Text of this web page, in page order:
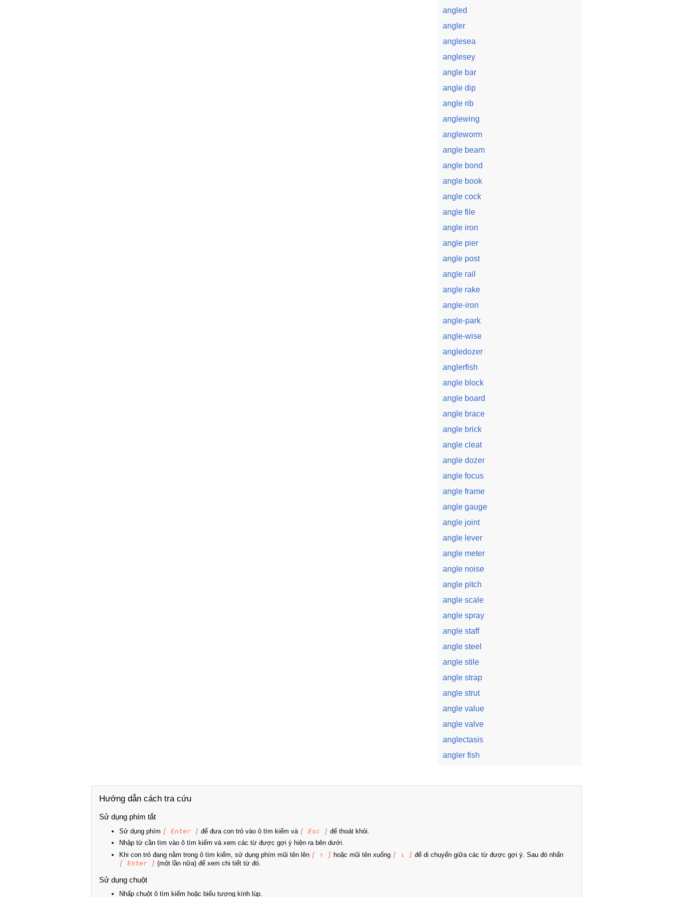
angled
angler
anglesea
anglesey
angle bar
angle dip
angle rib
anglewing
angleworm
angle beam
angle bond
angle book
angle cock
angle file
angle iron
angle pier
angle post
angle rail
angle rake
angle-iron
angle-park
angle-wise
angledozer
anglerfish
angle block
angle board
angle brace
angle brick
angle cleat
angle dozer
angle focus
angle frame
angle gauge
angle joint
angle lever
angle meter
angle noise
angle pitch
angle scale
angle spray
angle staff
angle steel
angle stile
angle strap
angle strut
angle value
angle valve
anglectasis
angler fish
Hướng dẫn cách tra cứu
Sử dụng phím tắt
Sử dụng phím [ Enter ] để đưa con trỏ vào ô tìm kiếm và [ Esc ] để thoát khỏi.
Nhập từ cần tìm vào ô tìm kiếm và xem các từ được gợi ý hiện ra bên dưới.
Khi con trỏ đang nằm trong ô tìm kiếm, sử dụng phím mũi tên lên [ ↑ ] hoặc mũi tên xuống [ ↓ ] để di chuyển giữa các từ được gợi ý. Sau đó nhấn
[ Enter ] (một lần nữa) để xem chi tiết từ đó.
Sử dụng chuột
Nhấp chuột ô tìm kiếm hoặc biểu tượng kính lúp.